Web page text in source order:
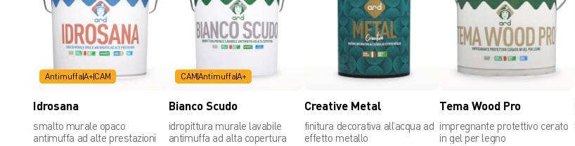
AntimuffaA+CAM
Idrosana
smalto murale opaco
antimuffa ad alte prestazioni
CAMAntimuffaA+
Bianco Scudo
idropittura murale lavabile
antimuffa ad alta copertura
Creative Metal
finitura decorativa all’acqua ad
effetto metallo
Tema Wood Pro
impregnante protettivo cerato
in gel per legno